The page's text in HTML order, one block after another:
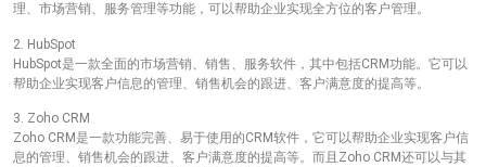
理、市场营销、服务管理等功能，可以帮助企业实现全方位的客户管理。
2. HubSpot
HubSpot是一款全面的市场营销、销售、服务软件，其中包括CRM功能。它可以
帮助企业实现客户信息的管理、销售机会的跟进、客户满意度的提高等。
3. Zoho CRM
Zoho CRM是一款功能完善、易于使用的CRM软件，它可以帮助企业实现客户信
息的管理、销售机会的跟进、客户满意度的提高等。而且Zoho CRM还可以与其